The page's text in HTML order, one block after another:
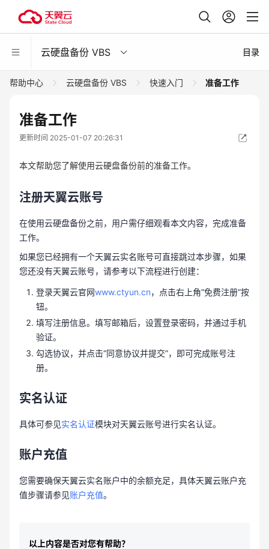
云硬盘备份 VBS 目录
帮助中心 云硬盘备份 VBS 快速入门 准备工作
准备工作
更新时间 2025-01-07 20:26:31
本文帮助您了解使用云硬盘备份前的准备工作。
注册天翼云账号
在使用云硬盘备份之前，用户需仔细观看本文内容，完成准备
工作。
如果您已经拥有一个天翼云实名账号可直接跳过本步骤，如果
您还没有天翼云账号，请参考以下流程进行创建：
登录天翼云官网www.ctyun.cn，点击右上角“免费注册”按
钮。
填写注册信息。填写邮箱后，设置登录密码，并通过手机
验证。
勾选协议，并点击“同意协议并提交”，即可完成账号注
册。
实名认证
具体可参见实名认证模块对天翼云账号进行实名认证。
账户充值
您需要确保天翼云实名账户中的余额充足，具体天翼云账户充
值步骤请参见账户充值。
以上内容是否对您有帮助？